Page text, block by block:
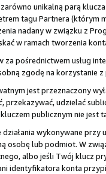
unikalną parą
tagu Partnera (którym
nadany w związku z
w ramach tworzenia
pośrednictwem usług
zgodę na korzystanie z
jest przeznaczony
przekazywać, udzielać
publicznym nie jest
wykonywane
osobę lub podmiot. W
albo jeśli Twój klucz
identyfikatora konta